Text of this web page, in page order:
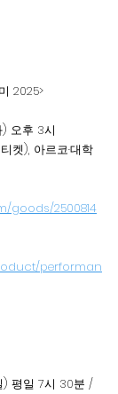
2025>
오후 3시
켓), 아르코·대학
goods/2500814
performan
) 평일 7시 30분 /